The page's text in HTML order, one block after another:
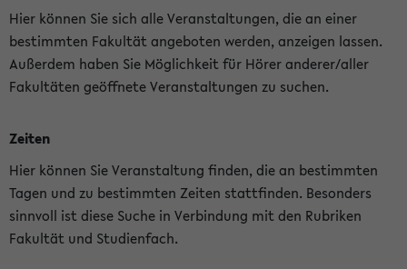
Hier können Sie sich alle Veranstaltungen, die an einer
bestimmten Fakultät angeboten werden, anzeigen lassen.
Außerdem haben Sie Möglichkeit für Hörer anderer/aller
Fakultäten geöffnete Veranstaltungen zu suchen.
Zeiten
Hier können Sie Veranstaltung finden, die an bestimmten
Tagen und zu bestimmten Zeiten stattfinden. Besonders
sinnvoll ist diese Suche in Verbindung mit den Rubriken
Fakultät und Studienfach.